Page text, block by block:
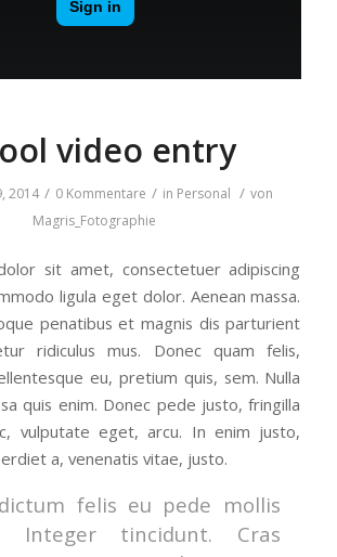
video entry
2014 / 0 Kommentare / in Personal / von
Magris_Fotographie
sit amet, consectetuer adipiscing
ligula eget dolor. Aenean massa.
penatibus et magnis dis parturient
ridiculus mus. Donec quam felis,
eu, pretium quis, sem. Nulla
quis enim. Donec pede justo, fringilla
vulputate eget, arcu. In enim justo,
a, venenatis vitae, justo.
felis eu pede mollis
Integer tincidunt. Cras